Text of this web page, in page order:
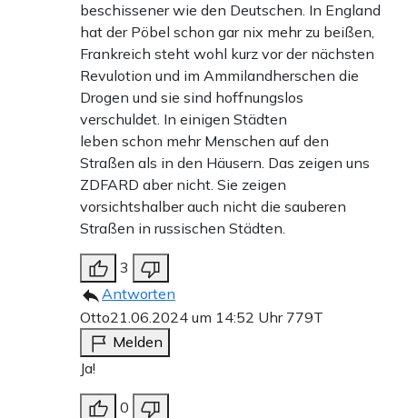
beschissener wie den Deutschen. In England
hat der Pöbel schon gar nix mehr zu beißen,
Frankreich steht wohl kurz vor der nächsten
Revulotion und im Ammilandherschen die
Drogen und sie sind hoffnungslos
verschuldet. In einigen Städten
leben schon mehr Menschen auf den
Straßen als in den Häusern. Das zeigen uns
ZDFARD aber nicht. Sie zeigen
vorsichtshalber auch nicht die sauberen
Straßen in russischen Städten.
3
Antworten
Otto21.06.2024 um 14:52 Uhr 779T
Melden
Ja!
0